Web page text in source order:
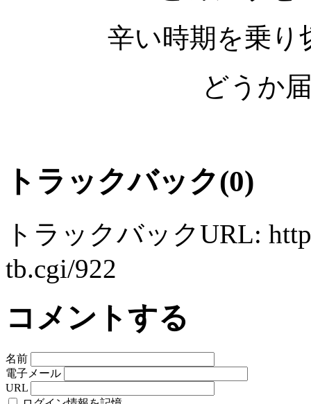
辛い時期を乗り
どうか
トラックバック(0)
トラックバックURL:
tb.cgi/922
コメントする
名前
電子メール
URL